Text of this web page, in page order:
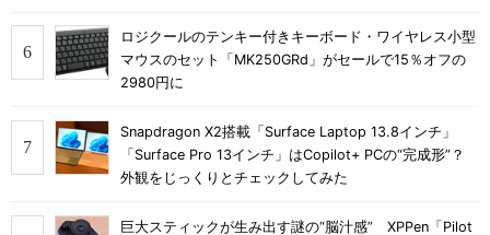
ロジクールのテンキー付きキーボード・ワイヤレス小型
マウスのセット「MK250GRd」がセールで15％オフの
2980円に
Snapdragon X2搭載「Surface Laptop 13.8インチ」
「Surface Pro 13インチ」はCopilot+ PCの“完成形”？
外観をじっくりとチェックしてみた
巨大スティックが生み出す謎の“脳汁感” XPPen「Pilot